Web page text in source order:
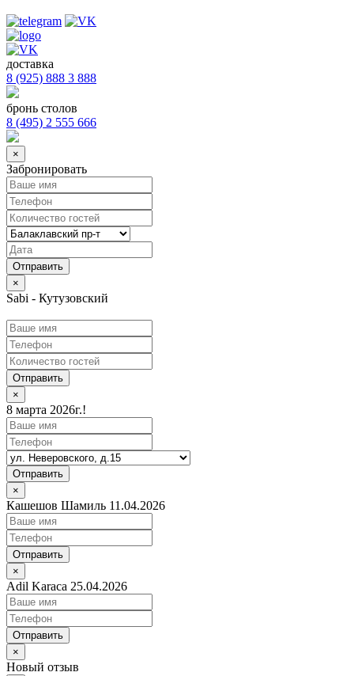
доставка
8 (925) 888 3 888
бронь столов
8 (495) 2 555 666
×
Забронировать
×
Sabi - Кутузовский
Отправить
×
8 марта 2026г.!
Отправить
×
Кашешов Шамиль 11.04.2026
Отправить
×
Adil Karaca 25.04.2026
Отправить
×
Новый отзыв